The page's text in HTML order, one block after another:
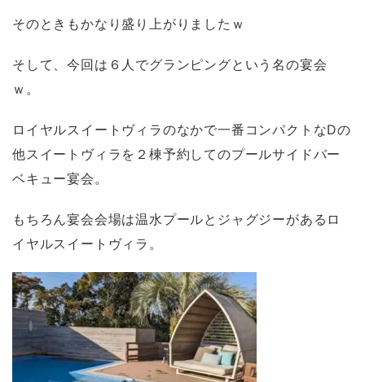
そのときもかなり盛り上がりましたｗ
そして、今回は６人でグランピングという名の宴会
ｗ。
ロイヤルスイートヴィラのなかで一番コンパクトなDの
他スイートヴィラを２棟予約してのプールサイドバー
ベキュー宴会。
もちろん宴会会場は温水プールとジャグジーがあるロ
イヤルスイートヴィラ。